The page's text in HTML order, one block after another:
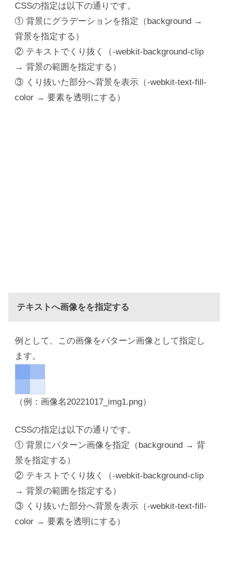
CSSの指定は以下の通りです。
① 背景にグラデーションを指定（background →
背景を指定する）
② テキストでくり抜く（-webkit-background-clip
→ 背景の範囲を指定する）
③ くり抜いた部分へ背景を表示（-webkit-text-fill-
color → 要素を透明にする）
テキストへ画像をを指定する
例として、この画像をパターン画像として指定し
ます。
（例：画像名20221017_img1.png）
CSSの指定は以下の通りです。
① 背景にパターン画像を指定（background → 背
景を指定する）
② テキストでくり抜く（-webkit-background-clip
→ 背景の範囲を指定する）
③ くり抜いた部分へ背景を表示（-webkit-text-fill-
color → 要素を透明にする）